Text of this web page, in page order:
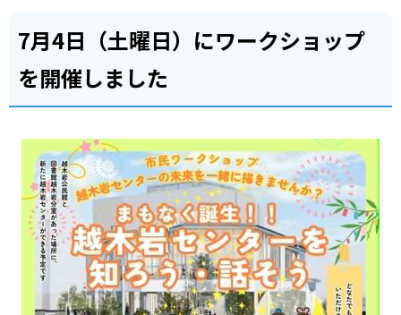
7月4日（土曜日）にワークショップ
を開催しました